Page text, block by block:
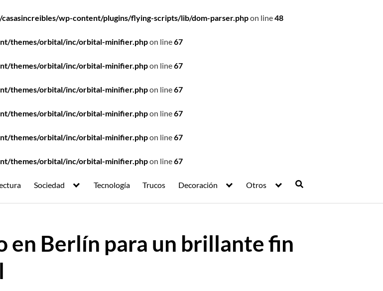
wp-content/plugins/flying-scripts/lib/dom-parser.phpon line48
themes/orbital/inc/orbital-minifier.phpon line67
themes/orbital/inc/orbital-minifier.phpon line67
themes/orbital/inc/orbital-minifier.phpon line67
themes/orbital/inc/orbital-minifier.phpon line67
themes/orbital/inc/orbital-minifier.phpon line67
themes/orbital/inc/orbital-minifier.phpon line67
Sociedad Tecnología Trucos Decoración Otros
en Berlín para un brillante fin